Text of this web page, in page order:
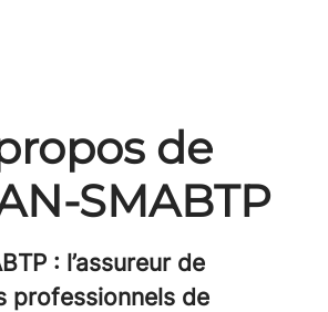
de
SMABTP
: l’assureur de
professionnels de